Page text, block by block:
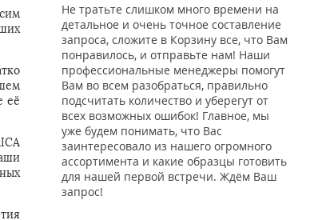
её
Не тратьте слишком много времени на
детальное и очень точное составление
запроса, сложите в Корзину все, что Вам
понравилось, и отправьте нам! Наши
профессиональные менеджеры помогут
Вам во всем разобраться, правильно
подсчитать количество и уберегут от
всех возможных ошибок! Главное, мы
уже будем понимать, что Вас
заинтересовало из нашего огромного
ассортимента и какие образцы готовить
для нашей первой встречи. Ждём Ваш
запрос!